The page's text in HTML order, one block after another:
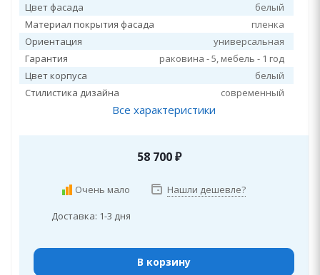
Цвет фасада
белый
Материал покрытия фасада
пленка
Ориентация
универсальная
Гарантия
раковина - 5, мебель - 1 год
Цвет корпуса
белый
Стилистика дизайна
современный
Все характеристики
58 700₽
Очень мало Нашли дешевле?
Доставка: 1-3 дня
В корзину